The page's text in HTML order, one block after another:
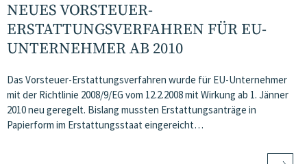
NEUES VORSTEUER-
ERSTATTUNGSVERFAHREN FÜR EU-
UNTERNEHMER AB 2010
Das Vorsteuer-Erstattungsverfahren wurde für EU-Unternehmer
mit der Richtlinie 2008/9/EG vom 12.2.2008 mit Wirkung ab 1. Jänner
2010 neu geregelt. Bislang mussten Erstattungsanträge in
Papierform im Erstattungsstaat eingereicht…